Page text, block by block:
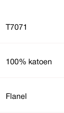
T7071
100% katoen
Flanel